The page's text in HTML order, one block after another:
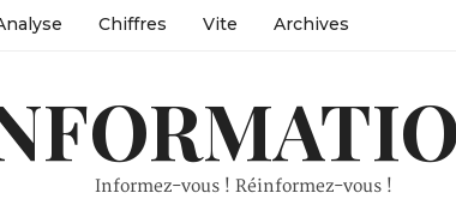
Chiffres Vite Archives
Informez-vous ! Réinformez-vous !